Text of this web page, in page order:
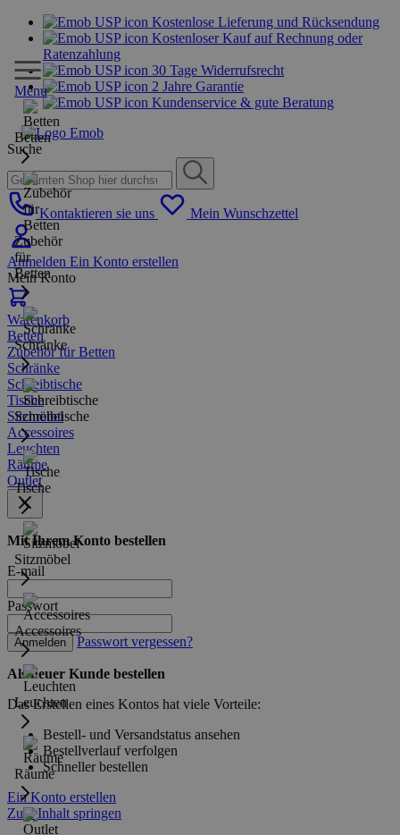
Kostenlose Lieferung und Rücksendung
Kostenloser Kauf auf Rechnung oder
Ratenzahlung
30 Tage Widerrufsrecht
2 Jahre Garantie
Kundenservice & gute Beratung
Suche
Kontaktieren sie uns Mein Wunschzettel
Anmelden Ein Konto erstellen
Mein Konto
Warenkorb
Menu
Betten
Zubehör
für
Betten
Schränke
Schreibtische
Tische
Sitzmöbel
Accessoires
Leuchten
Räume
Betten
Zubehör für Betten
Schränke
Schreibtische
Tische
Sitzmöbel
Accessoires
Leuchten
Räume
Outlet
Mit Ihrem Konto bestellen
E-mail
Passwort
Anmelden Passwort vergessen?
Als neuer Kunde bestellen
Das Erstellen eines Kontos hat viele Vorteile:
Bestell- und Versandstatus ansehen
Bestellverlauf verfolgen
Schneller bestellen
Ein Konto erstellen
Zum Inhalt springen